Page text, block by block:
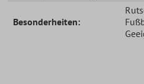
Besonderheiten: